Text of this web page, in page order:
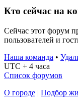
Кто сейчас на
Сейчас этот форум
пользователей и
Наша команда •
UTC + 4 часа
Список форумов
О городе | Подбор